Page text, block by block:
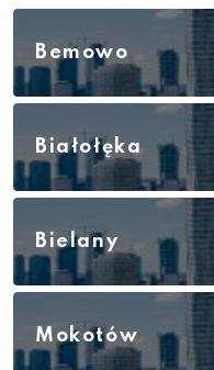
Bemowo
Białołęka
Bielany
Mokotów